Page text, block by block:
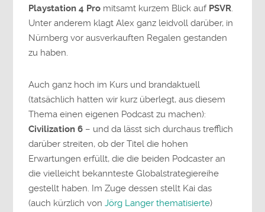
Playstation 4 Pro mitsamt kurzem Blick auf PSVR.
Unter anderem klagt Alex ganz leidvoll darüber, in
Nürnberg vor ausverkauften Regalen gestanden
zu haben.
Auch ganz hoch im Kurs und brandaktuell
(tatsächlich hatten wir kurz überlegt, aus diesem
Thema einen eigenen Podcast zu machen):
Civilization 6 – und da lässt sich durchaus trefflich
darüber streiten, ob der Titel die hohen
Erwartungen erfüllt, die die beiden Podcaster an
die vielleicht bekannteste Globalstrategiereihe
gestellt haben. Im Zuge dessen stellt Kai das
(auch kürzlich vonJörg Langer thematisierte)